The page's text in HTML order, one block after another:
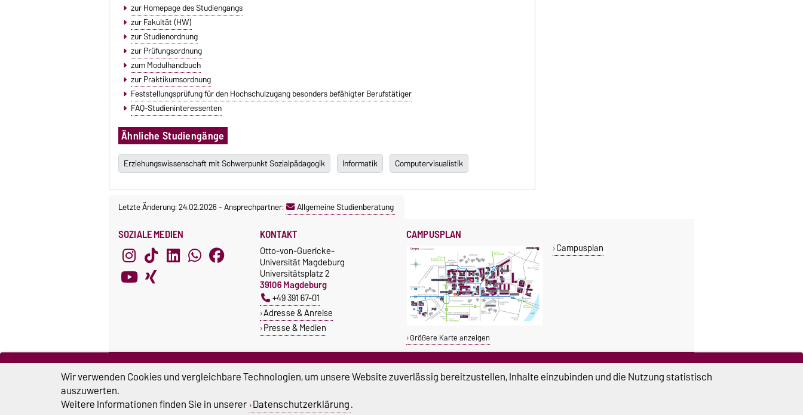
zur Homepage des Studiengangs
zur Fakultät (HW)
zur Studienordnung
zur Prüfungsordnung
zum Modulhandbuch
zur Praktikumsordnung
Feststellungsprüfung für den Hochschulzugang besonders befähigter Berufstätiger
FAQ-Studieninteressenten
Ähnliche Studiengänge
Erziehungswissenschaft mit Schwerpunkt Sozialpädagogik Informatik Computervisualistik
Letzte Änderung: 24.02.2026-Ansprechpartner: Allgemeine Studienberatung
SOZIALE MEDIEN KONTAKT
Otto-von-Guericke-
Universität Magdeburg
Universitätsplatz 2
39106 Magdeburg
+49 391 67-01
Adresse & Anreise
Presse & Medien
CAMPUSPLAN
Größere Karte anzeigen
Campusplan
ZERTIFIKATE
Familie in der Hochschule
Systemakkreditierung
STUDIUM & CAMPUS
Stipendien
Studentenwerk
SERVICE
Beratung und Unterstützung
DIESE SEITE
Wir verwenden Cookies und vergleichbare Technologien, um unsere Website zuverlässig bereitzustellen, Inhalte einzubinden und die Nutzung statistisch
auszuwerten.
Weitere Informationen finden Sie in unserer Datenschutzerklärung.